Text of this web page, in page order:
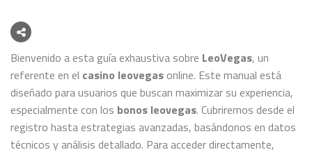
Bienvenido a esta guía exhaustiva sobre LeoVegas, un
referente en el casino leovegas online. Este manual está
diseñado para usuarios que buscan maximizar su experiencia,
especialmente con los bonos leovegas. Cubriremos desde el
registro hasta estrategias avanzadas, basándonos en datos
técnicos y análisis detallado. Para acceder directamente,